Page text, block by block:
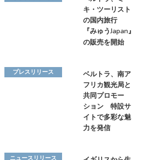
キ・ツーリスト
の国内旅行
『みゅうJapan』
の販売を開始
プレスリリース
ベルトラ、南ア
フリカ観光局と
共同プロモー
ション 特設サ
イトで多彩な魅
力を発信
ニュースリリース